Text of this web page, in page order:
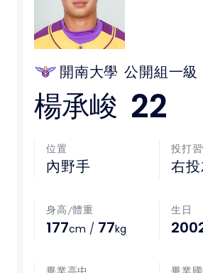
媒體文章
下載專區
聯絡我們
POLICY
隱私權政策
網站使用條款
開南大學 公開組一級
楊承峻 22
位置
內野手
投打
右
身高/體重
177cm / 77kg
生日